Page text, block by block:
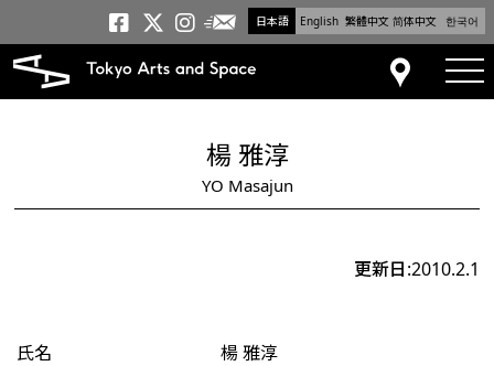
日本語 English 繁體中文 简体中文 한국어
トーキョーアーツアンド
トーキョーアーツアンド
トーキョーアーツア
メールニュース
アクセス
楊 雅淳
YO Masajun
更新日:2010.2.1
氏名 楊 雅淳